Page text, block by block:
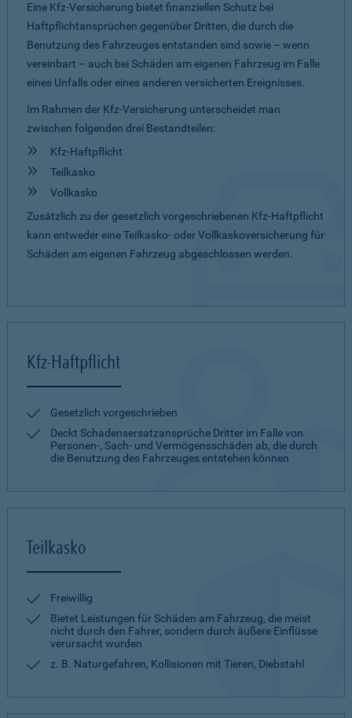
Eine Kfz-Versicherung bietet finanziellen Schutz bei
Haftpflichtansprüchen gegenüber Dritten, die durch die
Benutzung des Fahrzeuges entstanden sind sowie – wenn
vereinbart – auch bei Schäden am eigenen Fahrzeug im Falle
eines Unfalls oder eines anderen versicherten Ereignisses.
Im Rahmen der Kfz-Versicherung unterscheidet man
zwischen folgenden drei Bestandteilen:
Kfz-Haftpflicht
Teilkasko
Vollkasko
Zusätzlich zu der gesetzlich vorgeschriebenen Kfz-Haftpflicht
kann entweder eine Teilkasko- oder Vollkaskoversicherung für
Schäden am eigenen Fahrzeug abgeschlossen werden.
Kfz-Haftpflicht
Gesetzlich vorgeschrieben
Deckt Schadensersatzansprüche Dritter im Falle von
Personen-, Sach- und Vermögensschäden ab, die durch
die Benutzung des Fahrzeuges entstehen können
Teilkasko
Freiwillig
Bietet Leistungen für Schäden am Fahrzeug, die meist
nicht durch den Fahrer, sondern durch äußere Einflüsse
verursacht wurden
z. B. Naturgefahren, Kollisionen mit Tieren, Diebstahl